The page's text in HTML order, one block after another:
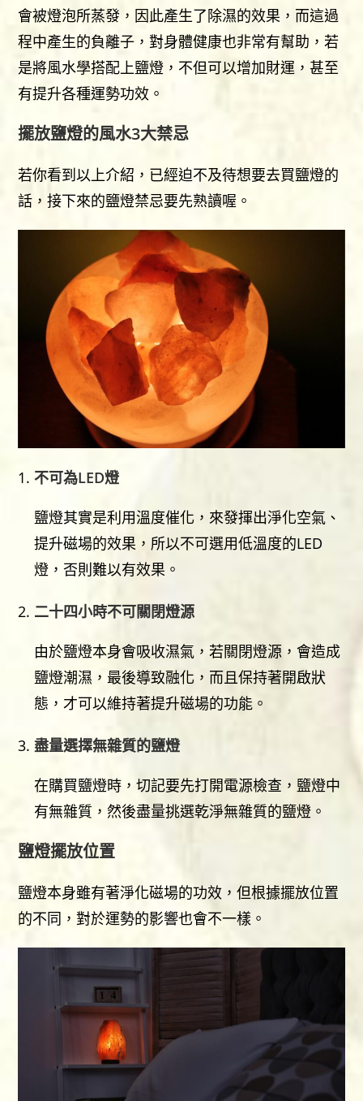
會被燈泡所蒸發，因此產生了除濕的效果，而這過
程中產生的負離子，對身體健康也非常有幫助，若
是將風水學搭配上鹽燈，不但可以增加財運，甚至
有提升各種運勢功效。
擺放鹽燈的風水3大禁忌
若你看到以上介紹，已經迫不及待想要去買鹽燈的
話，接下來的鹽燈禁忌要先熟讀喔。
不可為LED燈
鹽燈其實是利用溫度催化，來發揮出淨化空氣、
提升磁場的效果，所以不可選用低溫度的LED
燈，否則難以有效果。
二十四小時不可關閉燈源
由於鹽燈本身會吸收濕氣，若關閉燈源，會造成
鹽燈潮濕，最後導致融化，而且保持著開啟狀
態，才可以維持著提升磁場的功能。
盡量選擇無雜質的鹽燈
在購買鹽燈時，切記要先打開電源檢查，鹽燈中
有無雜質，然後盡量挑選乾淨無雜質的鹽燈。
鹽燈擺放位置
鹽燈本身雖有著淨化磁場的功效，但根據擺放位置
的不同，對於運勢的影響也會不一樣。